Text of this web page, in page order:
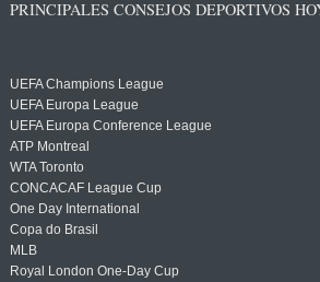
PRINCIPALES CONSEJOS DEPORTIVOS
UEFA Champions League
UEFA Europa League
UEFA Europa Conference League
ATP Montreal
WTA Toronto
CONCACAF League Cup
One Day International
Copa do Brasil
MLB
Royal London One-Day Cup